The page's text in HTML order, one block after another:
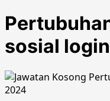
sosial login